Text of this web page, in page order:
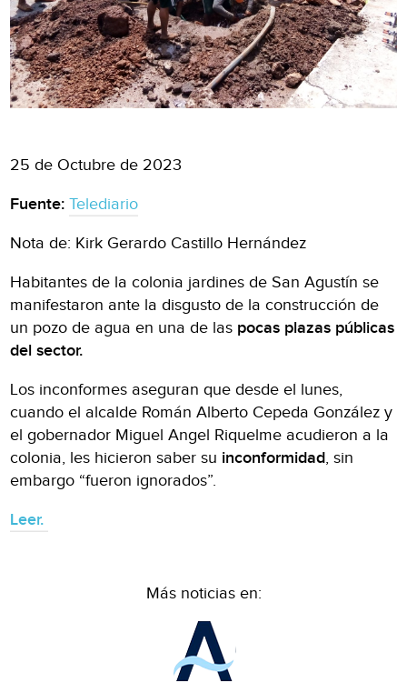
25 de Octubre de 2023
Fuente: Telediario
Nota de: Kirk Gerardo Castillo Hernández
Habitantes de la colonia jardines de San Agustín se
manifestaron ante la disgusto de la construcción de
un pozo de agua en una de las pocas plazas públicas
del sector.
Los inconformes aseguran que desde el lunes,
cuando el alcalde Román Alberto Cepeda González y
el gobernador Miguel Angel Riquelme acudieron a la
colonia, les hicieron saber su inconformidad, sin
embargo “fueron ignorados”.
Leer.
Más noticias en: